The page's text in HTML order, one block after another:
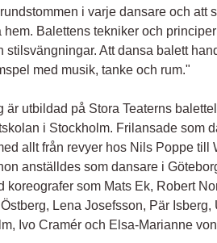
i varje dansare och att
hem. Balettens tekniker och
stilsvängningar. Att dansa balett
med musik, tanke och rum."
är utbildad på Stora Teaterns
i Stockholm. Frilansade som
allt från revyer hos Nils Poppe till
anställdes som dansare i
koreografer som Mats Ek, Robert
Lena Josefsson, Pär
Ivo Cramér och Elsa-Marianne